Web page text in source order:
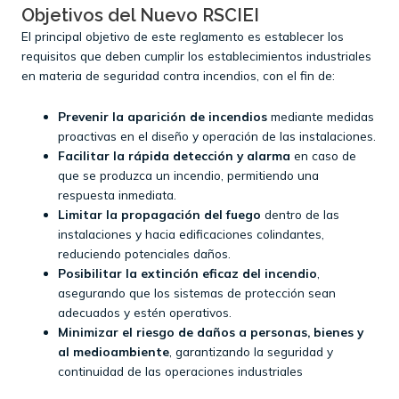
Objetivos del Nuevo RSCIEI
El principal objetivo de este reglamento es establecer los
requisitos que deben cumplir los establecimientos industriales
en materia de seguridad contra incendios, con el fin de:​
Prevenir la aparición de incendios mediante medidas
proactivas en el diseño y operación de las instalaciones.​
Facilitar la rápida detección y alarma en caso de
que se produzca un incendio, permitiendo una
respuesta inmediata.​
Limitar la propagación del fuego dentro de las
instalaciones y hacia edificaciones colindantes,
reduciendo potenciales daños.​
Posibilitar la extinción eficaz del incendio
asegurando que los sistemas de protección sean
adecuados y estén operativos.​
Minimizar el riesgo de daños a personas, bienes y
al medioambiente , garantizando la seguridad y
continuidad de las operaciones industriales